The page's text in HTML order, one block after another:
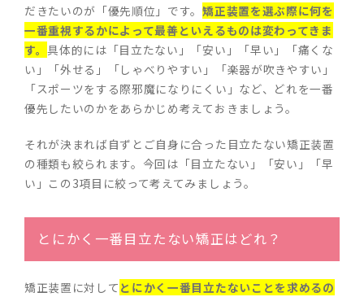
だきたいのが「優先順位」です。矯正装置を選ぶ際に何を
一番重視するかによって最善といえるものは変わってきま
す。具体的には「目立たない」「安い」「早い」「痛くな
い」「外せる」「しゃべりやすい」「楽器が吹きやすい」
「スポーツをする際邪魔になりにくい」など、どれを一番
優先したいのかをあらかじめ考えておきましょう。
それが決まれば自ずとご自身に合った目立たない矯正装置
の種類も絞られます。今回は「目立たない」「安い」「早
い」この3項目に絞って考えてみましょう。
とにかく一番目立たない矯正はどれ？
矯正装置に対して とにかく一番目立たないことを求めるの